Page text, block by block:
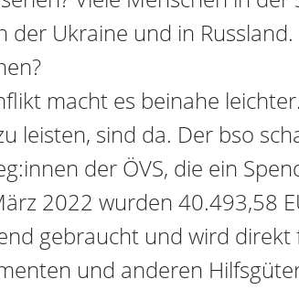
Ukraine und in Russland.
macht es beinahe
leisten, sind da. Der bso
der ÖVS, die ein
2022 wurden 40.493,58
gebraucht und wird direkt
und anderen